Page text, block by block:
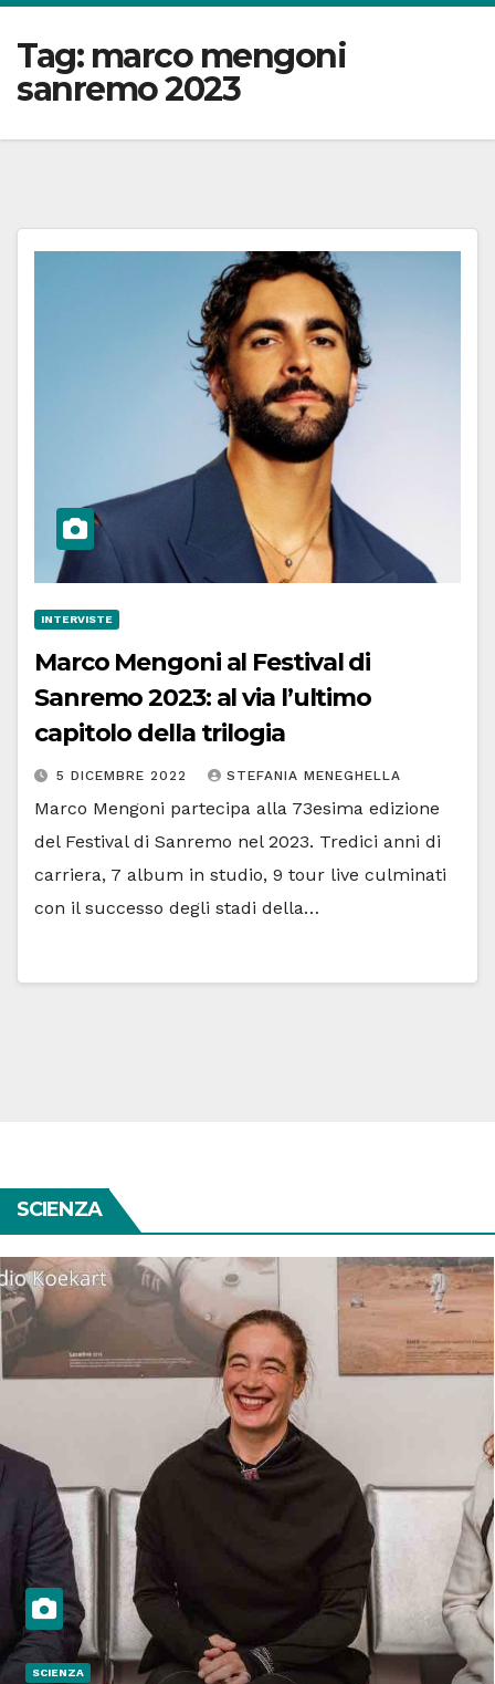
Tag: marco mengoni
sanremo 2023
INTERVISTE
Marco Mengoni al Festival di
Sanremo 2023: al via l’ultimo
capitolo della trilogia
5 DICEMBRE 2022 STEFANIA MENEGHELLA
Marco Mengoni partecipa alla 73esima edizione
del Festival di Sanremo nel 2023. Tredici anni di
carriera, 7 album in studio, 9 tour live culminati
con il successo degli stadi della…
SCIENZA
SCIENZA